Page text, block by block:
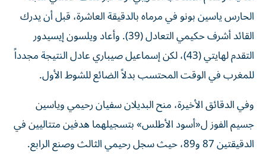
الحارس ياسين بونو في مرماه بالدقيقة العاشرة، قبل أن يدرك
القائد أشرف حكيمي التعادل (39). وأعاد ويلسون إيسيدور
التقدم لهايتي (43)، لكن إسماعيل صيباري عادل النتيجة مجدداً
للمغرب في الوقت المحتسب بدلاً الضائع للشوط الأول.
وفي الدقائق الأخيرة، منح البديلان سفيان رحيمي وياسين
جسيم الفوز ل«أسود الأطلس» بتسجيلهما هدفين متتاليين في
الدقيقتين 87 و89، حيث سجل رحيمي الثالث وصنع الرابع.